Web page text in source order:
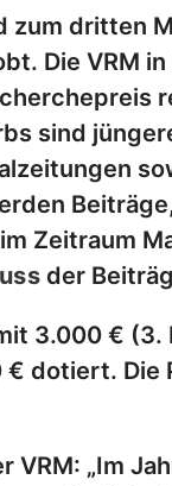
zum dritten
Die VRM
sind
Zeitraum
der
3.000 € (3.
€ dotiert.
„Im